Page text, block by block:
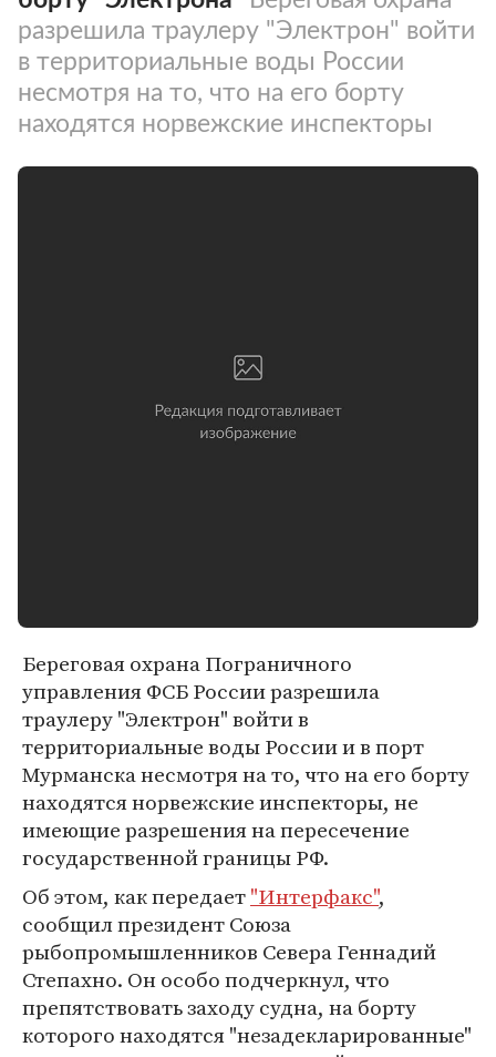
разрешила траулеру "Электрон" войти
в территориальные воды России
несмотря на то, что на его борту
находятся норвежские инспекторы
Береговая охрана Пограничного
управления ФСБ России разрешила
траулеру "Электрон" войти в
территориальные воды России и в порт
Мурманска несмотря на то, что на его борту
находятся норвежские инспекторы, не
имеющие разрешения на пересечение
государственной границы РФ.
Об этом, как передает"Интерфакс",
сообщил президент Союза
рыбопромышленников Севера Геннадий
Степахно. Он особо подчеркнул, что
препятствовать заходу судна, на борту
которого находятся "незадекларированные"